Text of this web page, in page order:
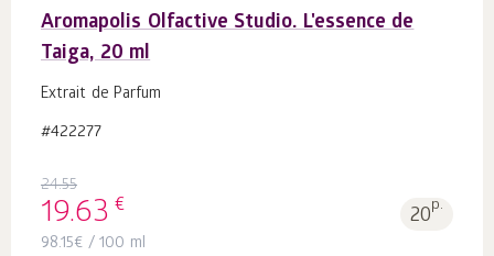
Aromapolis Olfactive Studio. L'essence de
Taiga, 20 ml
Extrait de Parfum
#422277
24.55
19.63 € 20p.
98.15€ / 100 ml